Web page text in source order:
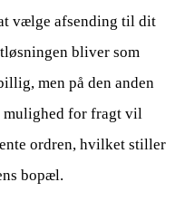
vælge afsending til dit
bliver som
men på den anden
for fragt vil
ordren, hvilket stiller
bopæl.